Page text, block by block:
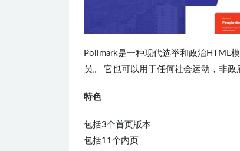
Polimark是一种现代选举和政治HTML
员。 它也可以用于任何社会运动，非政
特色
包括3个首页版本
包括11个内页